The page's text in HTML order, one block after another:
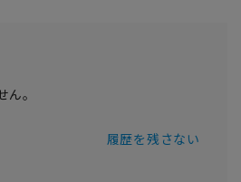
。
履歴を残さない